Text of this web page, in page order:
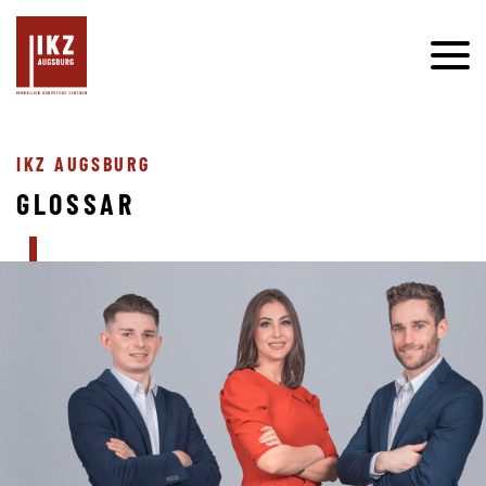
IKZ AUGSBURG
GLOSSAR